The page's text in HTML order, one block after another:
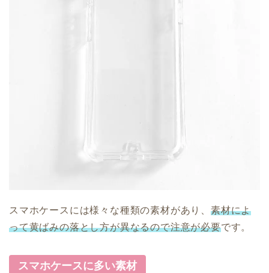
スマホケースには様々な種類の素材があり、 素材によ
って黄ばみの落とし方が異なるので注意が必要です。
スマホケースに多い素材